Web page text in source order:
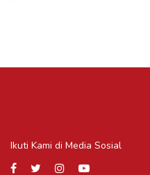
Ikuti Kami di Media Sosial